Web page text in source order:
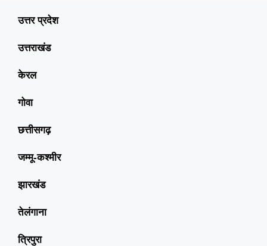
उत्तर प्रदेश
उत्तराखंड
केरल
गोवा
छत्तीसगढ़
जम्मू-कश्मीर
झारखंड
तेलंगाना
त्रिपुरा